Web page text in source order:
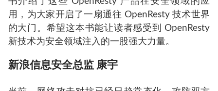
用，为大家开启了一扇通往 OpenResty 技术世界
的大门。希望这本书能让读者感受到
OpenResty
新技术为安全领域注入的一股强大力量。
新浪信息安全总监 康宇